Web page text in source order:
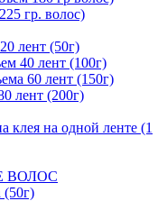
гр. волос)
лент (50г)
40 лент (100г)
60 лент (150г)
лент (200г)
клея на одной ленте (1
ВОЛОС
(50г)